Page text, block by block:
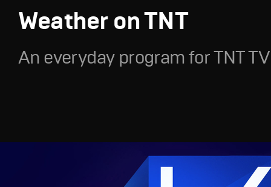
Weather on TNT
An everyday program for TNT